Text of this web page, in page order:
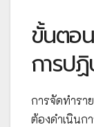
ขั้นตอ
การป
การจัดทำรา
ต้องดำเนินก